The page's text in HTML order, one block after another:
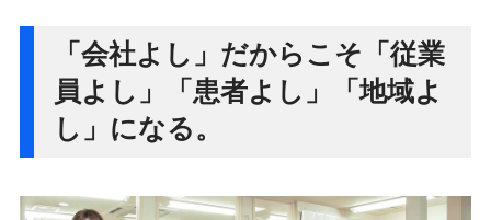
「会社よし」だからこそ「従業
員よし」「患者よし」「地域よ
し」になる。